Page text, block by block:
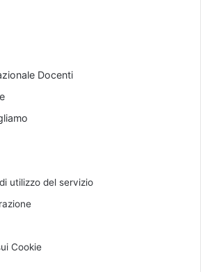
Docenti
utilizzo del servizio
Cookie